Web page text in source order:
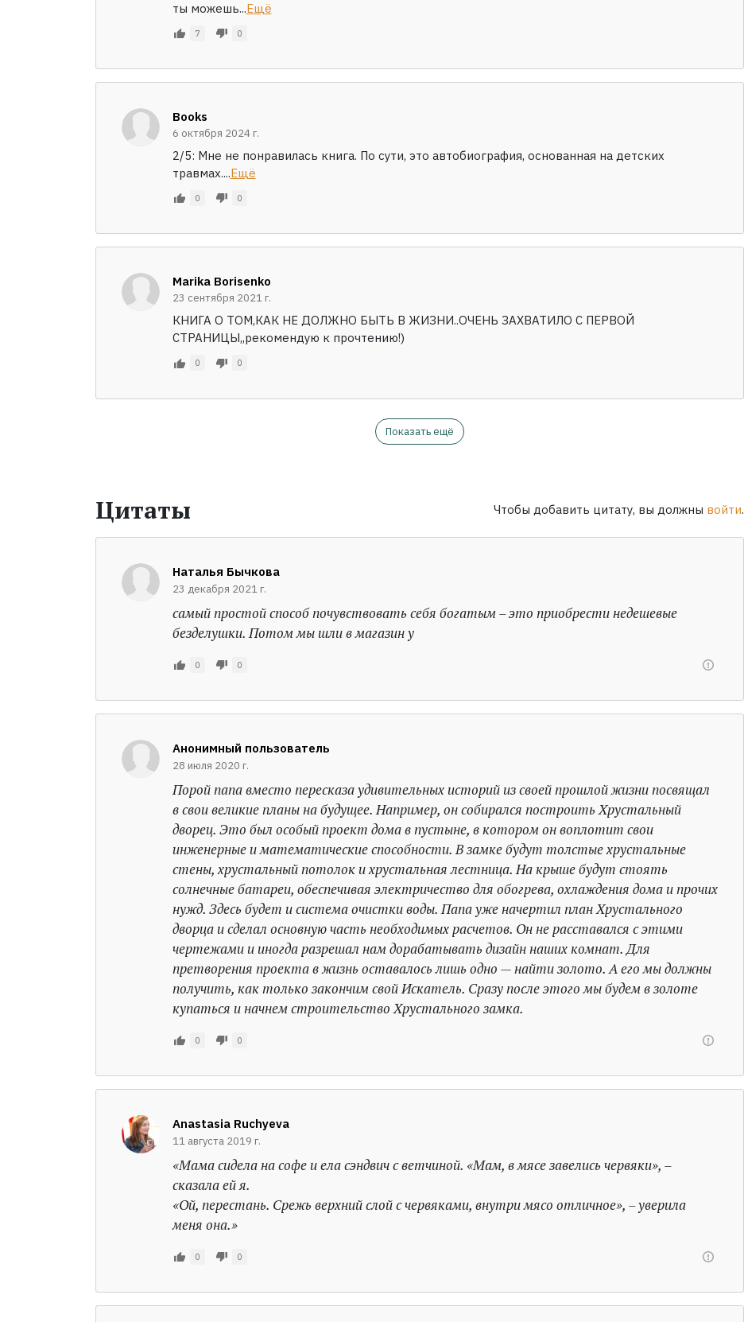
ты можешь...Ещё
7 0
Books
6 октября 2024 г.
2/5: Мне не понравилась книга. По сути, это автобиография, основанная на детских
травмах....Ещё
0 0
Marika Borisenko
23 сентября 2021 г.
КНИГА О ТОМ,КАК НЕ ДОЛЖНО БЫТЬ В ЖИЗНИ..ОЧЕНЬ ЗАХВАТИЛО С ПЕРВОЙ
СТРАНИЦЫ,,рекомендую к прочтению!)
0 0
Показать ещё
Цитаты Чтобы добавить цитату, вы должны войти.
Наталья Бычкова
23 декабря 2021 г.
самый простой способ почувствовать себя богатым – это приобрести недешевые
безделушки. Потом мы шли в магазин у
0 0
Анонимный пользователь
28 июля 2020 г.
Порой папа вместо пересказа удивительных историй из своей прошлой жизни посвящал
в свои великие планы на будущее. Например, он собирался построить Хрустальный
дворец. Это был особый проект дома в пустыне, в котором он воплотит свои
инженерные и математические способности. В замке будут толстые хрустальные
стены, хрустальный потолок и хрустальная лестница. На крыше будут стоять
солнечные батареи, обеспечивая электричество для обогрева, охлаждения дома и прочих
нужд. Здесь будет и система очистки воды. Папа уже начертил план Хрустального
дворца и сделал основную часть необходимых расчетов. Он не расставался с этими
чертежами и иногда разрешал нам дорабатывать дизайн наших комнат. Для
претворения проекта в жизнь оставалось лишь одно — найти золото. А его мы должны
получить, как только закончим свой Искатель. Сразу после этого мы будем в золоте
купаться и начнем строительство Хрустального замка.
0 0
Anastasia Ruchyeva
11 августа 2019 г.
«Мама сидела на софе и ела сэндвич с ветчиной. «Мам, в мясе завелись червяки», –
сказала ей я.
«Ой, перестань. Срежь верхний слой с червяками, внутри мясо отличное», – уверила
меня она.»
0 0